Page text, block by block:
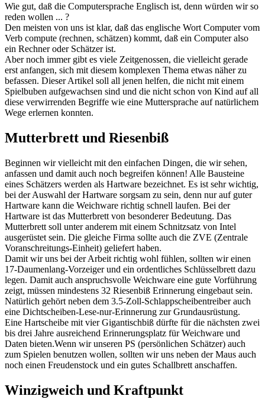
Wie gut, daß die Computersprache Englisch ist, denn würden wir so
reden wollen ... ?
Den meisten von uns ist klar, daß das englische Wort Computer vom
Verb compute (rechnen, schätzen) kommt, daß ein Computer also
ein Rechner oder Schätzer ist.
Aber noch immer gibt es viele Zeitgenossen, die vielleicht gerade
erst anfangen, sich mit diesem komplexen Thema etwas näher zu
befassen. Dieser Artikel soll all jenen helfen, die nicht mit einem
Spielbuben aufgewachsen sind und die nicht schon von Kind auf all
diese verwirrenden Begriffe wie eine Muttersprache auf natürlichem
Wege erlernen konnten.
Mutterbrett und Riesenbiß
Beginnen wir vielleicht mit den einfachen Dingen, die wir sehen,
anfassen und damit auch noch begreifen können! Alle Bausteine
eines Schätzers werden als Hartware bezeichnet. Es ist sehr wichtig,
bei der Auswahl der Hartware sorgsam zu sein, denn nur auf guter
Hartware kann die Weichware richtig schnell laufen. Bei der
Hartware ist das Mutterbrett von besonderer Bedeutung. Das
Mutterbrett soll unter anderem mit einem Schnitzsatz von Intel
ausgerüstet sein. Die gleiche Firma sollte auch die ZVE (Zentrale
Voranschreitungs-Einheit) geliefert haben.
Damit wir uns bei der Arbeit richtig wohl fühlen, sollten wir einen
17-Daumenlang-Vorzeiger und ein ordentliches Schlüsselbrett dazu
legen. Damit auch anspruchsvolle Weichware eine gute Vorführung
zeigt, müssen mindestens 32 Riesenbiß Erinnerung eingebaut sein.
Natürlich gehört neben dem 3.5-Zoll-Schlappscheibentreiber auch
eine Dichtscheiben-Lese-nur-Erinnerung zur Grundausrüstung.
Eine Hartscheibe mit vier Gigantischbiß dürfte für die nächsten zwei
bis drei Jahre ausreichend Erinnerungsplatz für Weichware und
Daten bieten.Wenn wir unseren PS (persönlichen Schätzer) auch
zum Spielen benutzen wollen, sollten wir uns neben der Maus auch
noch einen Freudenstock und ein gutes Schallbrett anschaffen.
Winzigweich und Kraftpunkt